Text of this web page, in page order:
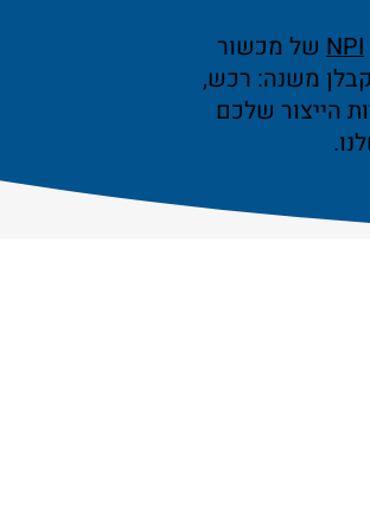
NPI של מכשור
משנה: רכש,
הייצור שלכם